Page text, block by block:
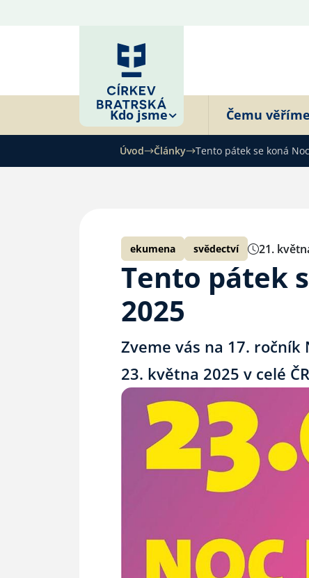
Kdo jsme Čemu věříme
Úvod Články Tento pátek se koná
ekumena svědectví 21.
Tento pátek
2025
Zveme vás na 17.
23. května 2025 v celé